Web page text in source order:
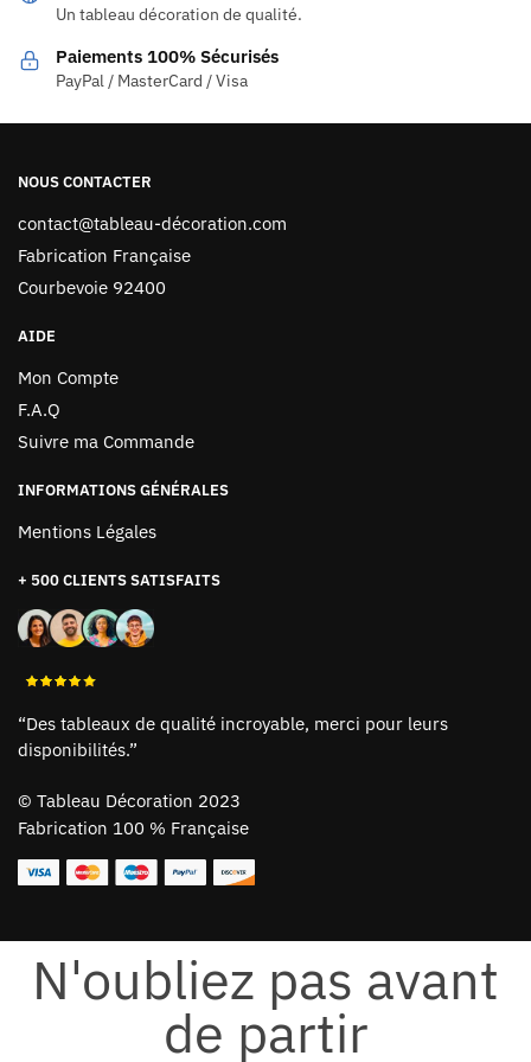
Un tableau décoration de qualité.
Paiements 100% Sécurisés
PayPal / MasterCard / Visa
NOUS CONTACTER
contact@tableau-décoration.com
Fabrication Française
Courbevoie 92400
AIDE
Mon Compte
F.A.Q
Suivre ma Commande
INFORMATIONS GÉNÉRALES
Mentions Légales
+ 500 CLIENTS SATISFAITS
“Des tableaux de qualité incroyable, merci pour leurs
disponibilités.”
© Tableau Décoration 2023
Fabrication 100 % Française
N'oubliez pas avant
de partir